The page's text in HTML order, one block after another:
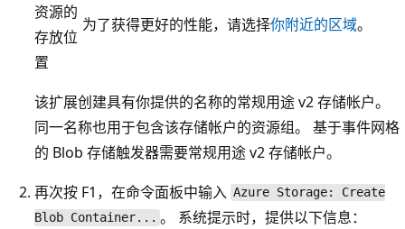
资源的
存放位
置
为了获得更好的性能，请选择你附近的区域。
该扩展创建具有你提供的名称的常规用途 v2 存储帐户。
同一名称也用于包含该存储帐户的资源组。 基于事件网格
的 Blob 存储触发器需要常规用途 v2 存储帐户。
再次按 F1，在命令面板中输入 Azure Storage: Create
Blob Container... 。 系统提示时，提供以下信息：